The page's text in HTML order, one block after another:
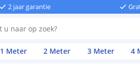
2 jaar garantie
1 Meter 2 Meter 3 Meter 4